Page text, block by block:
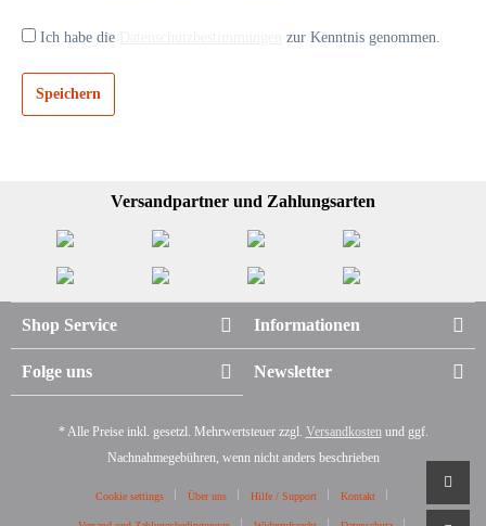
Ich habe die zur Kenntnis genommen.
Speichern
Versandpartner und Zahlungsarten
Shop Service Informationen
Folge uns Newsletter
* Alle Preise inkl. gesetzl. Mehrwertsteuer zzgl. Versandkostenund ggf.
Nachnahmegebühren, wenn nicht anders beschrieben
Cookie settings Über uns Hilfe / Support Kontakt